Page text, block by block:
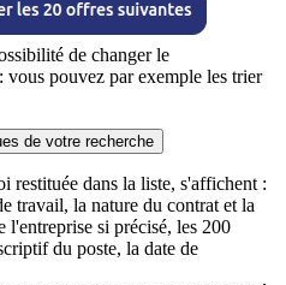
de changer le
vous pouvez par exemple les trier
de votre recherche
restituée dans la liste, s'affichent :
travail, la nature du contrat et la
l'entreprise si précisé, les 200
du poste, la date de